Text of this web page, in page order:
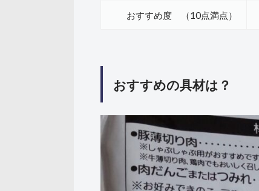
おすすめ度 （10点満点）
おすすめの具材は？